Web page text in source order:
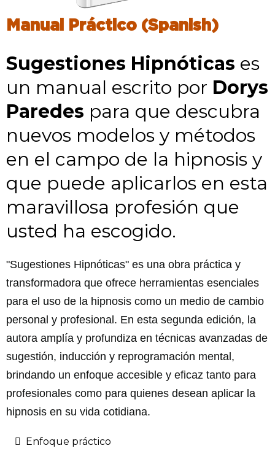
Manual Práctico (Spanish)
Sugestiones Hipnóticas es
un manual escrito por Dorys
Paredes para que descubra
nuevos modelos y métodos
en el campo de la hipnosis y
que puede aplicarlos en esta
maravillosa profesión que
usted ha escogido.
"Sugestiones Hipnóticas" es una obra práctica y
transformadora que ofrece herramientas esenciales
para el uso de la hipnosis como un medio de cambio
personal y profesional. En esta segunda edición, la
autora amplía y profundiza en técnicas avanzadas de
sugestión, inducción y reprogramación mental,
brindando un enfoque accesible y eficaz tanto para
profesionales como para quienes desean aplicar la
hipnosis en su vida cotidiana.
Enfoque práctico